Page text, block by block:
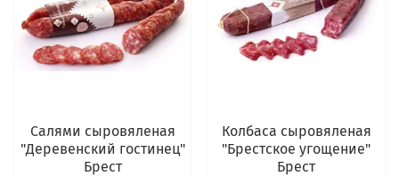
Салями сыровяленая
"Деревенский гостинец"
Брест
Колбаса сыровяленая
"Брестское угощение"
Брест